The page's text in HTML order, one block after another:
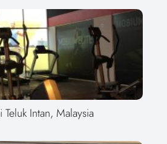
Intan, Malaysia